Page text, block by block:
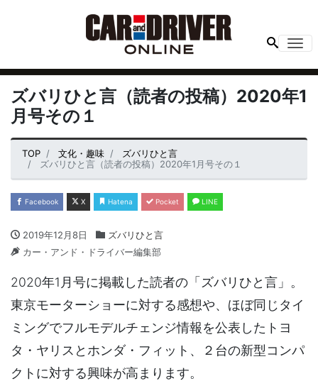
ズバリひと言（読者の投稿）2020年1
月号その１
TOP 文化・趣味
ズバリひと言
ズバリひと言（読者の投稿）2020年1月号その１
Facebook X Hatena Pocket LINE
2019年12月8日
ズバリひと言
カー・アンド・ドライバー編集部
2020年1月号に掲載した読者の「ズバリひと言」。
東京モーターショーに対する感想や、ほぼ同じタイ
ミングでフルモデルチェンジ情報を公表したトヨ
タ・ヤリスとホンダ・フィット、２台の新型コンパ
クトに対する興味が高まります。